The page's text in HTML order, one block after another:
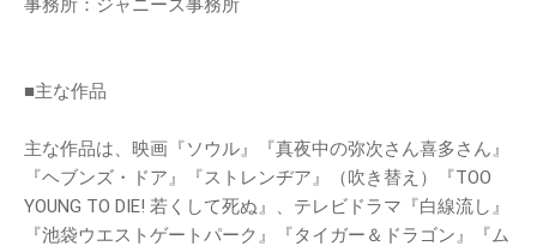
事務所：ジャニーズ事務所
■主な作品
主な作品は、映画『ソウル』『真夜中の弥次さん喜多さん』
『ヘブンズ・ドア』『ストレンヂア』（吹き替え）『TOO
YOUNG TO DIE! 若くして死ぬ』、テレビドラマ『白線流し』
『池袋ウエストゲートパーク』『タイガー＆ドラゴン』『ム